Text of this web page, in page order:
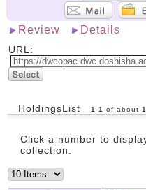
Review Details
URL:
HoldingsList 1 -1 of about 1
Click a number to
collection.